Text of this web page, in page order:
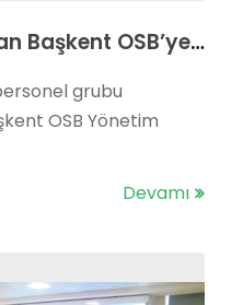
Sanayi Bakanlığından Başkent OSB’ye Ziyaret..
grubu
OSB Yönetim
Devamı